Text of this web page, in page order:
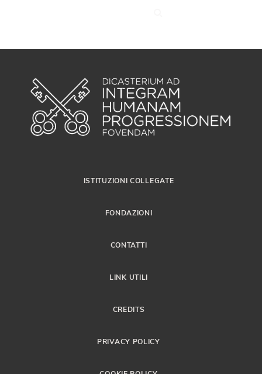
ISTITUZIONI COLLEGATE
FONDAZIONI
CONTATTI
LINK UTILI
CREDITS
PRIVACY POLICY